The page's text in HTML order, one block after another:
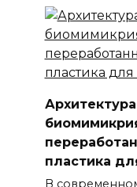
пластика
В